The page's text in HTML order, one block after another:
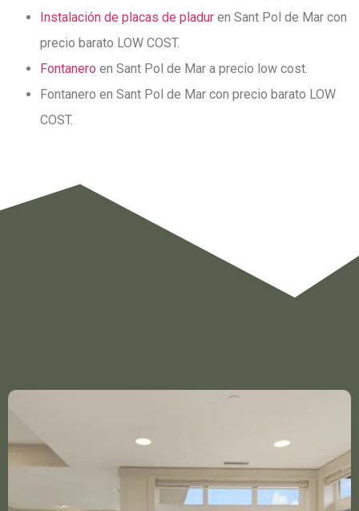
Instalación de placas de pladur en Sant Pol de Mar con
precio barato LOW COST.
Fontanero en Sant Pol de Mar a precio low cost.
Fontanero en Sant Pol de Mar con precio barato LOW
COST.